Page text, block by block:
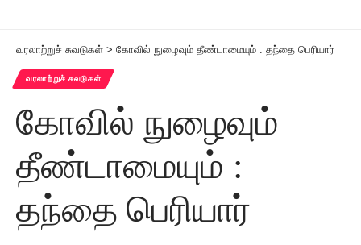
வரலாற்றுச் சுவடுகள் > கோவில் நுழைவும் தீண்டாமையும் : தந்தை பெரியார்
வரலாற்றுச் சுவடுகள்
கோவில் நுழைவும்
தீண்டாமையும் :
தந்தை பெரியார்